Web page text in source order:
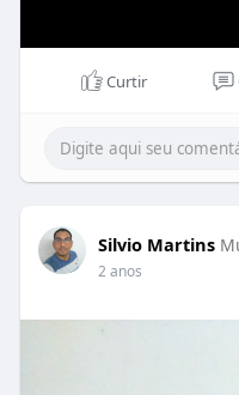
Curtir
Silvio Martins
2 anos